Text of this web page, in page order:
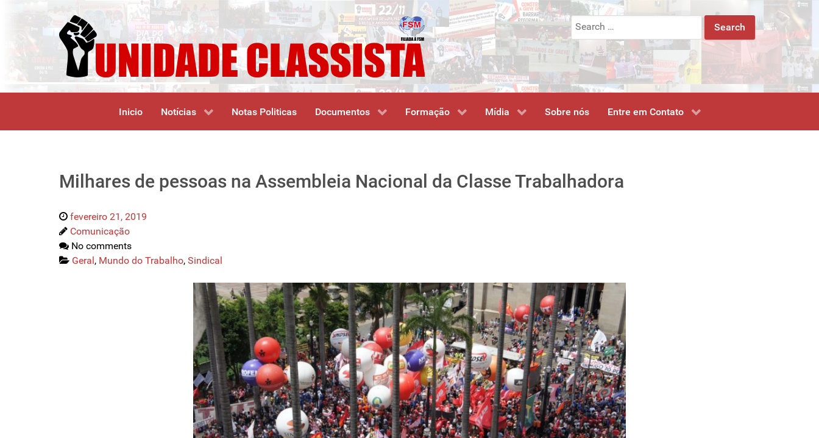
Search
for:
Inicio Notícias Notas Politicas Documentos Formação Mídia Sobre nós Entre em Contato
Milhares de pessoas na Assembleia Nacional da Classe Trabalhadora
fevereiro 21, 2019
Comunicação
No comments
Geral , Mundo do Trabalho, Sindical